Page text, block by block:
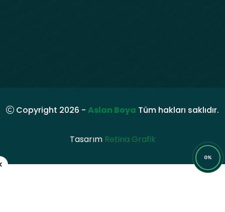
Copyright 2026 - Aslan Boya Tüm hakları saklıdır.
Tasarım Retina Grafik
0%